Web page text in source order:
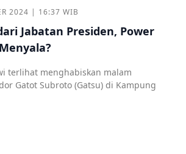
2024 | 16:37 WIB
Jabatan Presiden, Power
terlihat menghabiskan malam
Gatot Subroto (Gatsu) di Kampung